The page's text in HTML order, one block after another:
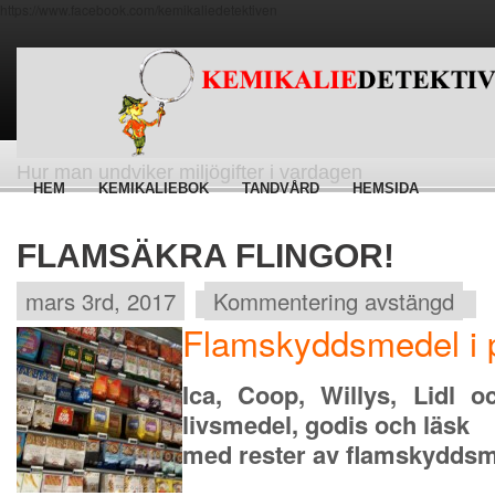
Hur man undviker miljögifter i vardagen
HEM KEMIKALIEBOK TANDVÅRD HEMSIDA
FLAMSÄKRA FLINGOR!
mars 3rd, 2017 Kommentering avstängd
Flamskyddsmedel i
Ica, Coop, Willys, Lidl
livsmedel, godis och läsk
med rester av